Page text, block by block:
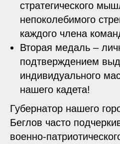
стратегического
непоколебимого
каждого члена
Вторая медаль –
подтверждением
индивидуального
нашего кадета!
Губернатор нашего
Беглов часто
военно-